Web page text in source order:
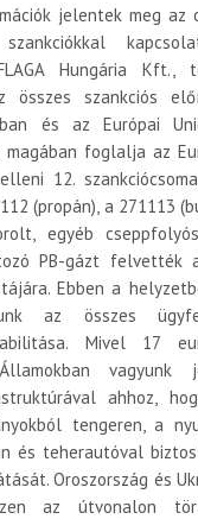
jelentek meg az
Hungária Kft.,
szankciós
és az Európai
foglalja az
12.
(propán), a 271113
egyéb
PB-gázt felvették
Ebben a
az összes
Mivel 17
vagyunk
ahhoz,
tengeren, a
és teherautóval
Oroszország és
az útvonalon